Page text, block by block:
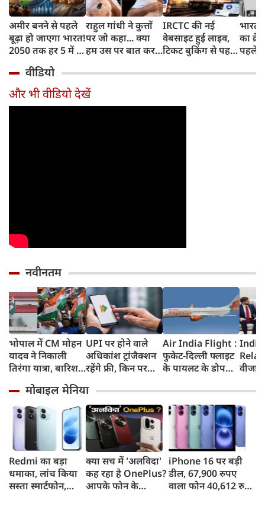
अमीर बनने से पहले
बूढ़ा हो जाएगा भारत!
2050 तक हर 5 में 1
साल से ज्यादा उम्र का
राहुल गांधी ने कुत्तों
पर जो कहा... क्या
हम उस पर बात कर
IRCTC की नई
वेबसाइट हुई लाइव,
टिकट बुकिंग से पहले
काम, जानें पूरा
भारत
का
पहले
और
वीडियो
और भी वीडियो देखें
नवीनतम
भोपाल में CM मोहन
यादव ने निकाली
तिरंगा यात्रा, बारिश
ने दिखाया देशभक्ति
का जज्बा
UPI पर होने वाले
अधिकांश ट्रांजैक्शन
रहेंगे फ्री, किन पर
ने दिया बड़ा अपडेट
Air India Flight :
फुकेट-दिल्ली फ्लाइट
के पायलट के डोप
कहा- रिपोर्ट नहीं
मिली, टिप्पणी की
स्थिति में नहीं
वीजा
जेडी
मोबाइल मेनिया
Redmi का बड़ा
धमाका, लांच किया
सस्ता स्मार्टफोन,
क्या सच में 'अलविदा'
कह रहा है OnePlus?
आपके फोन के
iPhone 16 पर बड़ी
डील, 67,900 रुपए
वाला फोन 40,612 रुपए